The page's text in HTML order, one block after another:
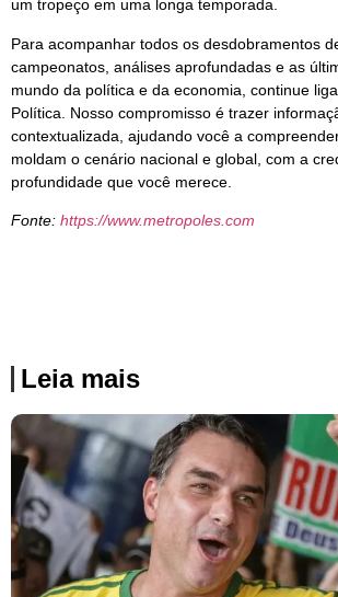
um tropeço em uma longa temporada.
Para acompanhar todos os desdobramentos
campeonatos, análises aprofundadas e as
mundo da política e da economia, continue
Política. Nosso compromisso é trazer
contextualizada, ajudando você a
moldam o cenário nacional e global, com a
profundidade que você merece.
Fonte: https://www.metropoles.com
Leia mais